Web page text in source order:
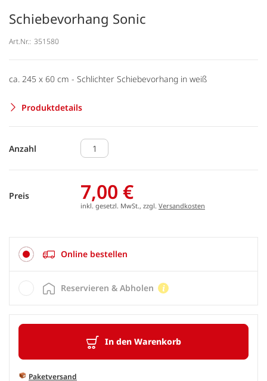
Schiebevorhang Sonic
Art.Nr.: 351580
ca. 245 x 60 cm - Schlichter Schiebevorhang in weiß
Produktdetails
Anzahl
Preis 7,00 €
inkl. gesetzl. MwSt., zzgl. Versandkosten
Online bestellen
In den Warenkorb
Paketversand
Reservieren & Abholen